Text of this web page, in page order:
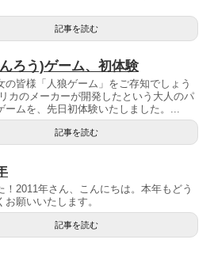
記事を読む
ろう)ゲーム、初体験
の皆様「人狼ゲーム」をご存知でしょう
カのメーカーが開発したという大人のパ
ームを、先日初体験いたしました。...
記事を読む
！2011年さん、こんにちは。本年もどう
お願いいたします。
記事を読む